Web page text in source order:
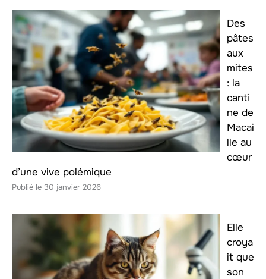
Des
pâtes
aux
mites
: la
canti
ne de
Macai
lle au
cœur
d’une vive polémique
30 janvier 2026
Elle
croya
it que
son